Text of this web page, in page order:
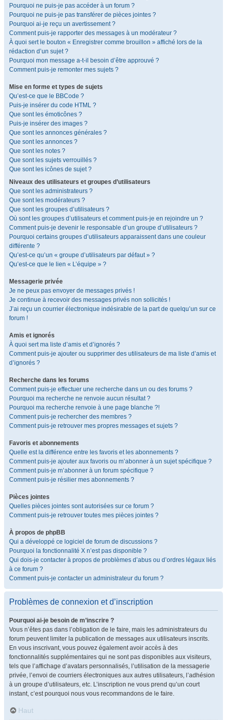
Pourquoi ne puis-je pas accéder à un forum ?
Pourquoi ne puis-je pas transférer de pièces jointes ?
Pourquoi ai-je reçu un avertissement ?
Comment puis-je rapporter des messages à un modérateur ?
À quoi sert le bouton « Enregistrer comme brouillon » affiché lors de la
rédaction d’un sujet ?
Pourquoi mon message a-t-il besoin d’être approuvé ?
Comment puis-je remonter mes sujets ?
Mise en forme et types de sujets
Qu’est-ce que le BBCode ?
Puis-je insérer du code HTML ?
Que sont les émoticônes ?
Puis-je insérer des images ?
Que sont les annonces générales ?
Que sont les annonces ?
Que sont les notes ?
Que sont les sujets verrouillés ?
Que sont les icônes de sujet ?
Niveaux des utilisateurs et groupes d’utilisateurs
Que sont les administrateurs ?
Que sont les modérateurs ?
Que sont les groupes d’utilisateurs ?
Où sont les groupes d’utilisateurs et comment puis-je en rejoindre un ?
Comment puis-je devenir le responsable d’un groupe d’utilisateurs ?
Pourquoi certains groupes d’utilisateurs apparaissent dans une couleur
différente ?
Qu’est-ce qu’un « groupe d’utilisateurs par défaut » ?
Qu’est-ce que le lien « L’équipe » ?
Messagerie privée
Je ne peux pas envoyer de messages privés !
Je continue à recevoir des messages privés non sollicités !
J’ai reçu un courrier électronique indésirable de la part de quelqu’un sur ce
forum !
Amis et ignorés
À quoi sert ma liste d’amis et d’ignorés ?
Comment puis-je ajouter ou supprimer des utilisateurs de ma liste d’amis et
d’ignorés ?
Recherche dans les forums
Comment puis-je effectuer une recherche dans un ou des forums ?
Pourquoi ma recherche ne renvoie aucun résultat ?
Pourquoi ma recherche renvoie à une page blanche ?!
Comment puis-je rechercher des membres ?
Comment puis-je retrouver mes propres messages et sujets ?
Favoris et abonnements
Quelle est la différence entre les favoris et les abonnements ?
Comment puis-je ajouter aux favoris ou m’abonner à un sujet spécifique ?
Comment puis-je m’abonner à un forum spécifique ?
Comment puis-je résilier mes abonnements ?
Pièces jointes
Quelles pièces jointes sont autorisées sur ce forum ?
Comment puis-je retrouver toutes mes pièces jointes ?
À propos de phpBB
Qui a développé ce logiciel de forum de discussions ?
Pourquoi la fonctionnalité X n’est pas disponible ?
Qui dois-je contacter à propos de problèmes d’abus ou d’ordres légaux liés
à ce forum ?
Comment puis-je contacter un administrateur du forum ?
Problèmes de connexion et d’inscription
Pourquoi ai-je besoin de m’inscrire ?
Vous n’êtes pas dans l’obligation de le faire, mais les administrateurs du
forum peuvent limiter la publication de messages aux utilisateurs inscrits.
En vous inscrivant, vous pouvez également avoir accès à des
fonctionnalités supplémentaires qui ne sont pas disponibles aux visiteurs,
tels que l’affichage d’avatars personnalisés, l’utilisation de la messagerie
privée, l’envoi de courriers électroniques aux autres utilisateurs, l’adhésion
à un groupe d’utilisateurs, etc. L’inscription ne vous prend qu’un court
instant, c’est pourquoi nous vous recommandons de le faire.
Haut